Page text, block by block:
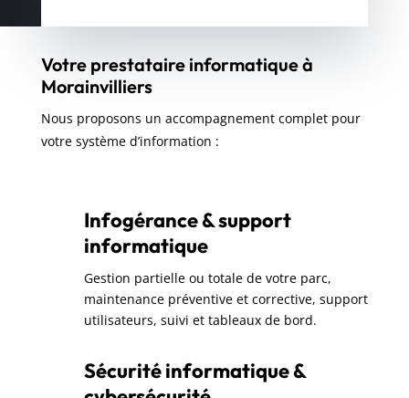
Votre prestataire informatique à
Morainvilliers
Nous proposons un accompagnement complet pour
votre système d’information :
Infogérance & support
informatique
Gestion partielle ou totale de votre parc,
maintenance préventive et corrective, support
utilisateurs, suivi et tableaux de bord.
Sécurité informatique &